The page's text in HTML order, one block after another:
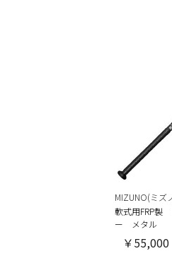
MIZUNO(ミズ
軟式用FRP製
ー メタル
￥55,000